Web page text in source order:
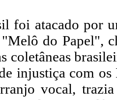
foi atacado por
do Papel",
coletâneas
injustiça com
vocal,